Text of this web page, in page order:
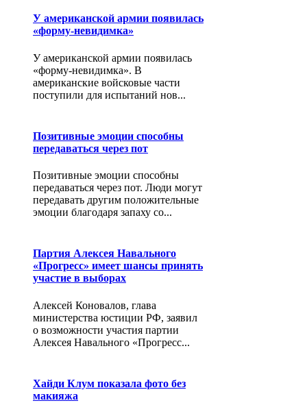
У американской армии появилась
«форму-невидимка»
У американской армии появилась
«форму-невидимка». В
американские войсковые части
поступили для испытаний нов...
Позитивные эмоции способны
передаваться через пот
Позитивные эмоции способны
передаваться через пот. Люди могут
передавать другим положительные
эмоции благодаря запаху со...
Партия Алексея Навального
«Прогресс» имеет шансы принять
участие в выборах
Алексей Коновалов, глава
министерства юстиции РФ, заявил
о возможности участия партии
Алексея Навального «Прогресс...
Хайди Клум показала фото без
макияжа